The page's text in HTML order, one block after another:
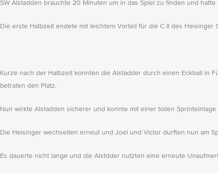
SW Alstadden brauchte 20 Minuten um in das Spiel zu finden und
Die erste Halbzeit endete mit leichtem Vorteil für die C II des Heisinger
Kurze nach der Halbzeit konnten die Alstadder durch einen Eckball in
betraten den Platz.
Nun wirkte Alstadden sicherer und konnte mit einer tollen
Die Heisinger wechselten erneut und Joel und Victor durften nun am
Es dauerte nicht lange und die Alstdder nutzten eine erneute